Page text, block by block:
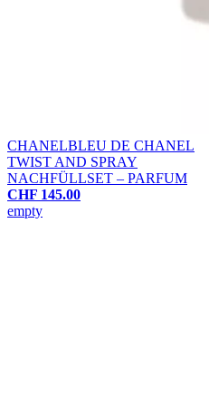
CHANELBLEU DE CHANEL
TWIST AND SPRAY
NACHFÜLLSET – PARFUM
CHF 145.00
empty